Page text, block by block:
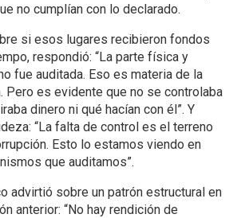
no cumplían con lo declarado.
si esos lugares recibieron fondos
respondió: “La parte física y
fue auditada. Eso es materia de la
Pero es evidente que no se controlaba
dinero ni qué hacían con él”. Y
“La falta de control es el terreno
Esto lo estamos viendo en
que auditamos”.
advirtió sobre un patrón estructural en
anterior: “No hay rendición de